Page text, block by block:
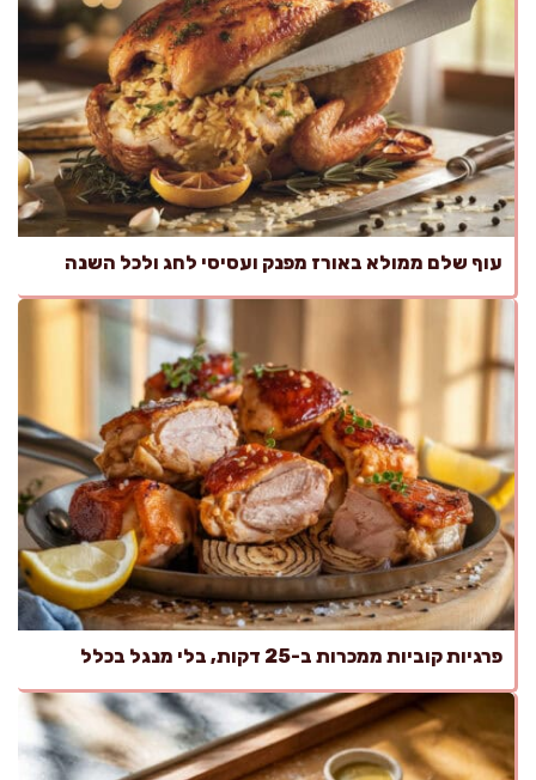
עוף שלם ממולא באורז מפנק ועסיסי לחג ולכל השנה
פרגיות קוביות ממכרות ב-25 דקות, בלי מנגל בכלל